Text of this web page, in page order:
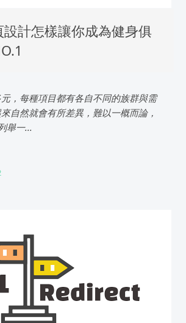
計怎樣讓你成為健身俱
，每種項目都有各自不同的族群與需
自然就會有所差異，難以一概而論，
舉一...